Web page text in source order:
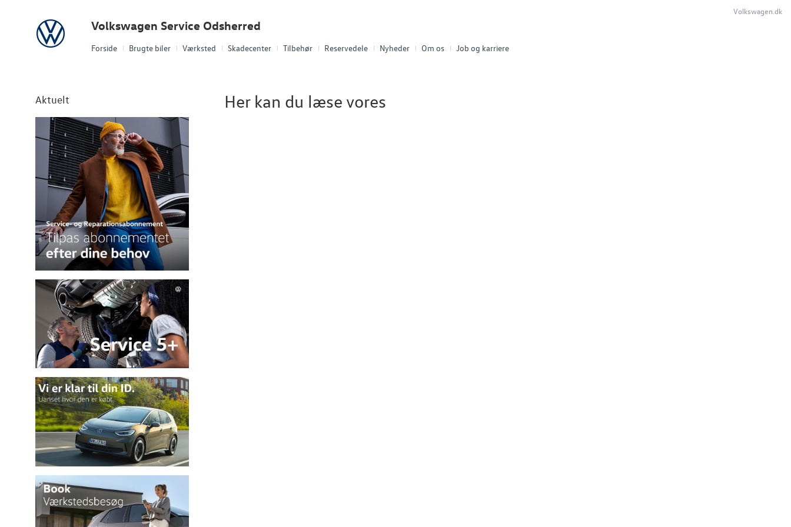
Forside Brugte biler Værksted Skadecenter Tilbehør Reservedele Nyheder Om os Job og karriere
Volkswagen Volkswagen Service Odsherred
Volkswagen.dk
Aktuelt Her kan du læse vores